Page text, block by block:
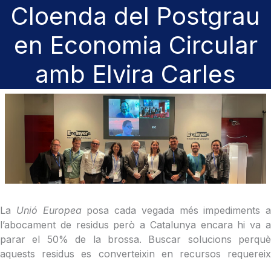
Cloenda del Postgrau
en Economia Circular
amb Elvira Carles
La Unió Europea posa cada vegada més impediments a
l’abocament de residus però a Catalunya encara hi va a
parar el 50% de la brossa. Buscar solucions perquè
aquests residus es converteixin en recursos requereix